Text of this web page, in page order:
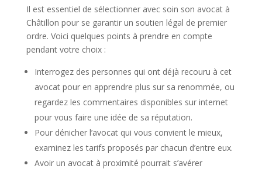
Il est essentiel de sélectionner avec soin son avocat à
Châtillon pour se garantir un soutien légal de premier
ordre. Voici quelques points à prendre en compte
pendant votre choix :
Interrogez des personnes qui ont déjà recouru à cet
avocat pour en apprendre plus sur sa renommée, ou
regardez les commentaires disponibles sur internet
pour vous faire une idée de sa réputation.
Pour dénicher l’avocat qui vous convient le mieux,
examinez les tarifs proposés par chacun d’entre eux.
Avoir un avocat à proximité pourrait s’avérer